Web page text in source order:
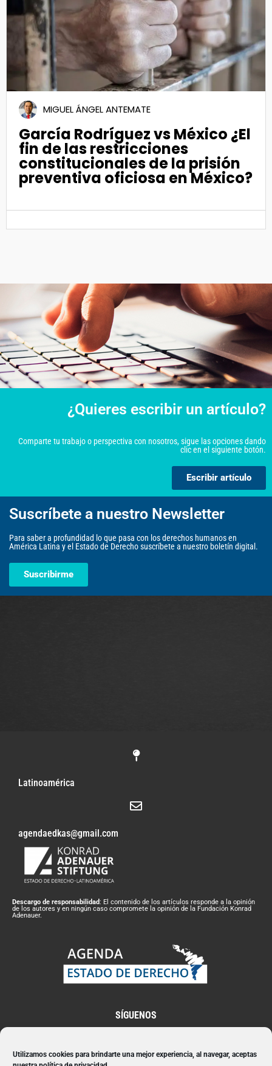
Utilizamos cookies para brindarte una mejor experiencia, al navegar, aceptas
MIGUEL ÁNGEL ANTEMATE
García Rodríguez vs México ¿El
fin de las restricciones
constitucionales de la prisión
preventiva oficiosa en México?
¿Quieres escribir un artículo?
Comparte tu trabajo o perspectiva con nosotros, sigue las opciones dando
clic en el siguiente botón.
Escribir artículo
Suscríbete a nuestro Newsletter
Para saber a profundidad lo que pasa con los derechos humanos en
América Latina y el Estado de Derecho suscríbete a nuestro boletín digital.
Suscribirme
Latinoamérica
agendaedkas@gmail.com
Descargo de responsabilidad: El contenido de los artículos responde a la opinión
de los autores y en ningún caso compromete la opinión de la Fundación Konrad
Adenauer.
SÍGUENOS